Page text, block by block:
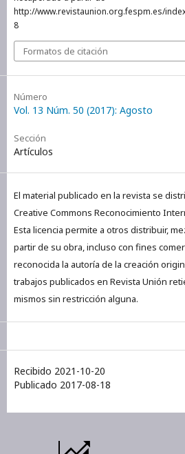
http://www.revistaunion.org.fespm.es/
8
Formatos de citación
Número
Vol. 13 Núm. 50 (2017): Agosto
Sección
Artículos
El material publicado en la revista se
Creative Commons Reconocimiento
Esta licencia permite a otros distribuir,
partir de su obra, incluso con fines
reconocida la autoría de la creación
trabajos publicados en Revista Unión
mismos sin restricción alguna.
Recibido 2021-10-20
Publicado 2017-08-18